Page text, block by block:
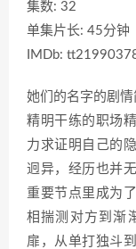
集数: 32
单集片长: 45分钟
IMDb:
她们的名字的剧情简
精明干练的职场
力求证明自己的
迥异，经历也并
重要节点里成为
相揣测对方到渐
扉，从单打独斗